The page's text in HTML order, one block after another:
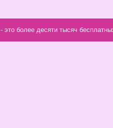
- это более десяти тысяч